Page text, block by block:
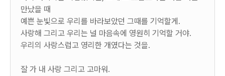
만났을 때
예쁜 눈빛으로 우리를 바라보았던 그때를 기억할게.
사랑해 그리고 우리는 널 마음속에 영원히 기억할 거야.
우리의 사랑스럽고 영리한 개였다는 것을.
잘 가 내 사랑 그리고 고마워.